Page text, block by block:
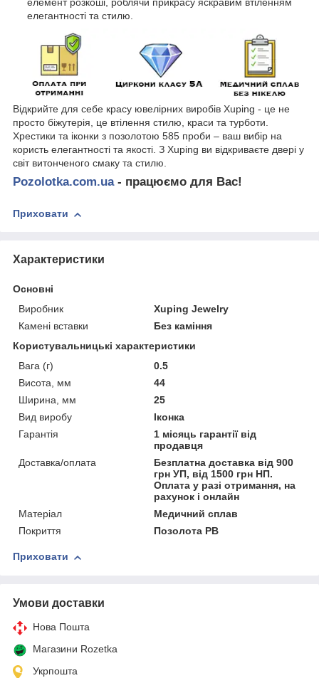
елегантності та стилю.
Відкрийте для себе красу ювелірних виробів Xuping - це не
просто біжутерія, це втілення стилю, краси та турботи.
Хрестики та іконки з позолотою 585 проби – ваш вибір на
користь елегантності та якості. З Xuping ви відкриваєте двері у
світ витонченого смаку та стилю.
Pozolotka.com.ua - працюємо для Вас!
Приховати
Характеристики
Основні
Виробник
Xuping Jewelry
Камені вставки
Без каміння
Користувальницькі характеристики
Вага (г)
0.5
Висота, мм
44
Ширина, мм
25
Вид виробу
Іконка
Гарантія
1 місяць гарантії від
продавця
Доставка/оплата
Безплатна доставка від 900
грн УП, від 1500 грн НП.
Оплата у разі отримання, на
рахунок і онлайн
Матеріал
Медичний сплав
Покриття
Позолота РВ
Приховати
Умови доставки
Нова Пошта
Магазини Rozetka
Укрпошта